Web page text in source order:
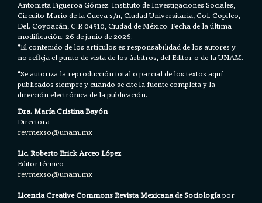
Antonieta Figueroa Gómez. Instituto de Investigaciones Sociales,
Circuito Mario de la Cueva s/n, Ciudad Universitaria, Col. Copilco,
Del. Coyoacán, C.P. 04510, Ciudad de México. Fecha de la última
modificación: 26 de junio de 2026.
*El contenido de los artículos es responsabilidad de los autores y
no refleja el punto de vista de los árbitros, del Editor o de la UNAM.
*Se autoriza la reproducción total o parcial de los textos aquí
publicados siempre y cuando se cite la fuente completa y la
dirección electrónica de la publicación.
Dra. María Cristina Bayón
Directora
revmexso@unam.mx
Lic. Roberto Erick Arceo López
Editor técnico
revmexso@unam.mx
Licencia Creative Commons Revista Mexicana de Sociologíapor